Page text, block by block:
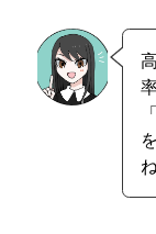
「